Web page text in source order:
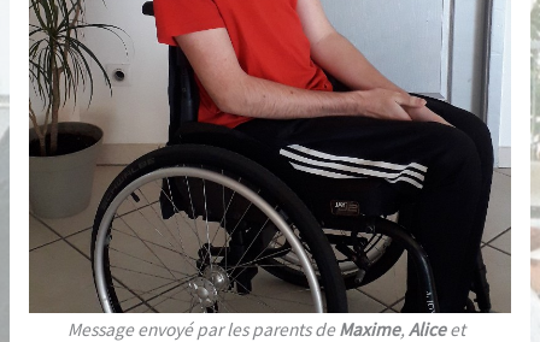
Message envoyé par les parents deMaxime, Aliceet